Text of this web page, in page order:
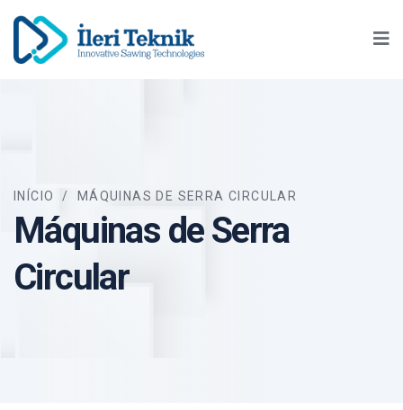
INÍCIO / MÁQUINAS DE SERRA CIRCULAR
Máquinas de Serra
Circular